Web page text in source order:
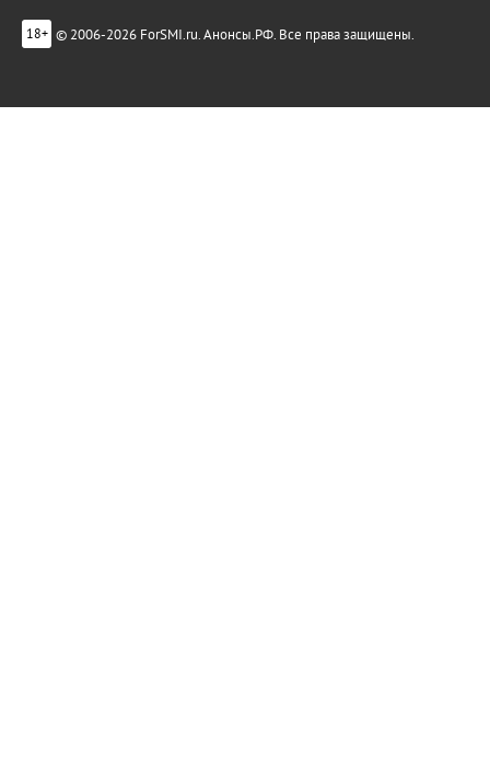
18+ © 2006-2026 ForSMI.ru. Анонсы.РФ. Все права защищены.